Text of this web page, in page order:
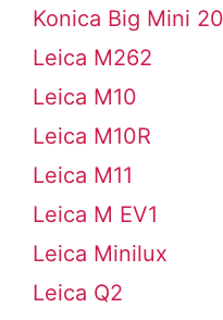
Konica Big Mini
Leica M262
Leica M10
Leica M10R
Leica M11
Leica M EV1
Leica Minilux
Leica Q2